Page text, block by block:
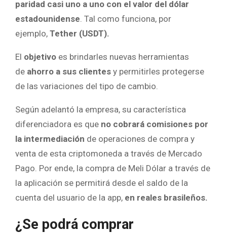
paridad casi uno a uno con el valor del dólar
estadounidense . Tal como funciona, por
ejemplo, Tether (USDT).
El objetivo es brindarles nuevas herramientas
de ahorro a sus clientes y permitirles protegerse
de las variaciones del tipo de cambio.
Según adelantó la empresa, su característica
diferenciadora es que no cobrará comisiones por
la intermediación de operaciones de compra y
venta de esta criptomoneda a través de Mercado
Pago. Por ende, la compra de Meli Dólar a través de
la aplicación se permitirá desde el saldo de la
cuenta del usuario de la app, en reales brasileños.
¿Se podrá comprar